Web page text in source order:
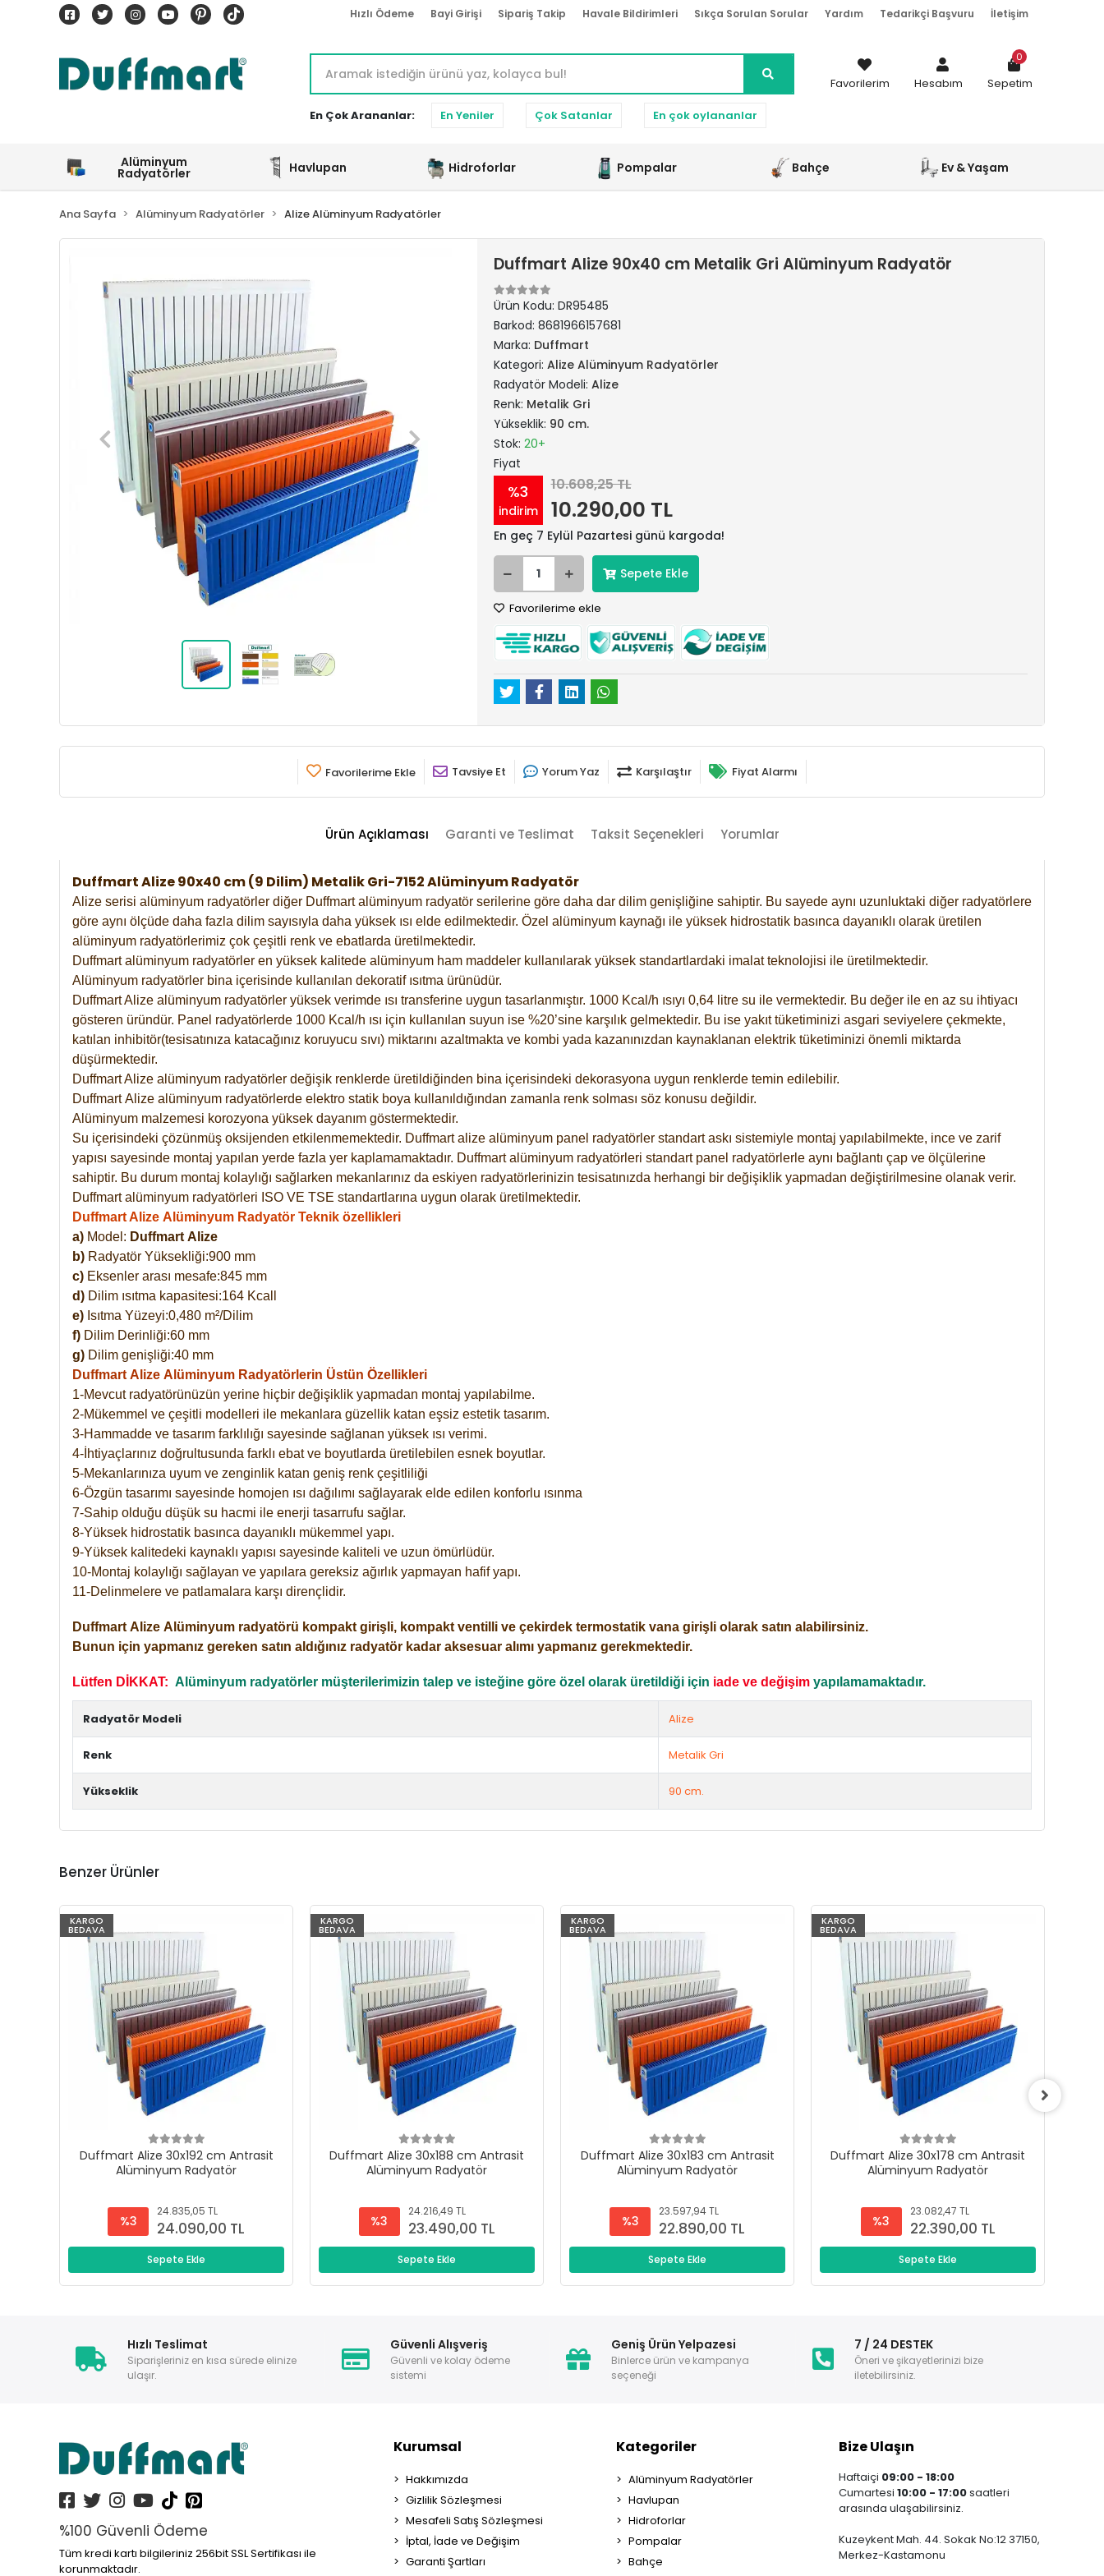
Hızlı Ödeme Bayi Girişi Sipariş Takip Havale Bildirimleri Sıkça Sorulan Sorular Yardım Tedarikçi Başvuru İletişim
En Çok Arananlar: En Yeniler Çok Satanlar En çok oylananlar
Favorilerim Hesabım Sepetim
0
Alüminyum
Radyatörler Havlupan Hidroforlar Pompalar Bahçe Ev & Yaşam
Ana Sayfa Alüminyum Radyatörler Alize Alüminyum Radyatörler
Duffmart Alize 90x40 cm Metalik Gri Alüminyum Radyatör
Ürün Kodu: DR95485
Barkod: 8681966157681
Marka: Duffmart
Kategori: Alize Alüminyum Radyatörler
Radyatör Modeli: Alize
Renk: Metalik Gri
Yükseklik: 90 cm.
Stok: 20+
Fiyat
%3
indirim
10.608,25 TL
10.290,00 TL
En geç 7 Eylül Pazartesi günü kargoda!
Sepete Ekle
Favorilerime ekle
Favorilerime Ekle Tavsiye Et Yorum Yaz Karşılaştır Fiyat Alarmı
Ürün Açıklaması Garanti ve Teslimat Taksit Seçenekleri Yorumlar
Duffmart Alize 90x40 cm (9 Dilim) Metalik Gri-7152 Alüminyum Radyatör
Alize serisi alüminyum radyatörler diğer Duffmart alüminyum radyatör serilerine göre daha dar dilim genişliğine sahiptir. Bu sayede aynı uzunluktaki diğer radyatörlere
göre aynı ölçüde daha fazla dilim sayısıyla daha yüksek ısı elde edilmektedir. Özel alüminyum kaynağı ile yüksek hidrostatik basınca dayanıklı olarak üretilen
alüminyum radyatörlerimiz çok çeşitli renk ve ebatlarda üretilmektedir.
Duffmart alüminyum radyatörler en yüksek kalitede alüminyum ham maddeler kullanılarak yüksek standartlardaki imalat teknolojisi ile üretilmektedir.
Alüminyum radyatörler bina içerisinde kullanılan dekoratif ısıtma ürünüdür.
Duffmart Alize alüminyum radyatörler yüksek verimde ısı transferine uygun tasarlanmıştır. 1000 Kcal/h ısıyı 0,64 litre su ile vermektedir. Bu değer ile en az su ihtiyacı
gösteren üründür. Panel radyatörlerde 1000 Kcal/h ısı için kullanılan suyun ise %20’sine karşılık gelmektedir. Bu ise yakıt tüketiminizi asgari seviyelere çekmekte,
katılan inhibitör(tesisatınıza katacağınız koruyucu sıvı) miktarını azaltmakta ve kombi yada kazanınızdan kaynaklanan elektrik tüketiminizi önemli miktarda
düşürmektedir.
Duffmart Alize alüminyum radyatörler değişik renklerde üretildiğinden bina içerisindeki dekorasyona uygun renklerde temin edilebilir.
DuffmartAlize alüminyum radyatörlerde elektro statik boya kullanıldığından zamanla renk solması söz konusu değildir.
Alüminyum malzemesi korozyona yüksek dayanım göstermektedir.
Su içerisindeki çözünmüş oksijenden etkilenmemektedir. Duffmart alize alüminyum panel radyatörler standart askı sistemiyle montaj yapılabilmekte, ince ve zarif
yapısı sayesinde montaj yapılan yerde fazla yer kaplamamaktadır. Duffmart alüminyum radyatörleri standart panel radyatörlerle aynı bağlantı çap ve ölçülerine
sahiptir. Bu durum montaj kolaylığı sağlarken mekanlarınız da eskiyen radyatörlerinizin tesisatınızda herhangi bir değişiklik yapmadan değiştirilmesine olanak verir.
Duffmart alüminyum radyatörleri ISO VE TSE standartlarına uygun olarak üretilmektedir.
Duffmart Alize Alüminyum Radyatör Teknik özellikleri
a) Model: Duffmart Alize
b) Radyatör Yüksekliği:900 mm
c) Eksenler arası mesafe:845 mm
d) Dilim ısıtma kapasitesi:164 Kcall
e) Isıtma Yüzeyi:0,480 m²/Dilim
f) Dilim Derinliği:60 mm
g) Dilim genişliği:40 mm
Duffmart Alize Alüminyum Radyatörlerin Üstün Özellikleri
1-Mevcut radyatörünüzün yerine hiçbir değişiklik yapmadan montaj yapılabilme.
2-Mükemmel ve çeşitli modelleri ile mekanlara güzellik katan eşsiz estetik tasarım.
3-Hammadde ve tasarım farklılığı sayesinde sağlanan yüksek ısı verimi.
4-İhtiyaçlarınız doğrultusunda farklı ebat ve boyutlarda üretilebilen esnek boyutlar.
5-Mekanlarınıza uyum ve zenginlik katan geniş renk çeşitliliği
6-Özgün tasarımı sayesinde homojen ısı dağılımı sağlayarak elde edilen konforlu ısınma
7-Sahip olduğu düşük su hacmi ile enerji tasarrufu sağlar.
8-Yüksek hidrostatik basınca dayanıklı mükemmel yapı.
9-Yüksek kalitedeki kaynaklı yapısı sayesinde kaliteli ve uzun ömürlüdür.
10-Montaj kolaylığı sağlayan ve yapılara gereksiz ağırlık yapmayan hafif yapı.
11-Delinmelere ve patlamalara karşı dirençlidir.
Duffmart Alize Alüminyum radyatörü kompakt girişli, kompakt ventilli ve çekirdek termostatik vana girişli olarak satın alabilirsiniz.
Bunun için yapmanız gereken satın aldığınız radyatör kadar aksesuar alımı yapmanız gerekmektedir.
Lütfen DİKKAT: Alüminyum radyatörler müşterilerimizin talep ve isteğine göre özel olarak üretildiği için iade ve değişim yapılamamaktadır.
Radyatör Modeli Alize
Renk Metalik Gri
Yükseklik 90 cm.
Benzer Ürünler
KARGO
BEDAVA
Duffmart Alize 30x192 cm Antrasit
Alüminyum Radyatör
%3
24.835,05 TL
24.090,00 TL
Sepete Ekle
KARGO
BEDAVA
Duffmart Alize 30x188 cm Antrasit
Alüminyum Radyatör
%3
24.216,49 TL
23.490,00 TL
Sepete Ekle
KARGO
BEDAVA
Duffmart Alize 30x183 cm Antrasit
Alüminyum Radyatör
%3
23.597,94 TL
22.890,00 TL
Sepete Ekle
KARGO
BEDAVA
Duffmart Alize 30x178 cm Antrasit
Alüminyum Radyatör
%3
23.082,47 TL
22.390,00 TL
Sepete Ekle
Hızlı Teslimat
Siparişleriniz en kısa sürede elinize
ulaşır.
Güvenli Alışveriş
Güvenli ve kolay ödeme
sistemi
Geniş Ürün Yelpazesi
Binlerce ürün ve kampanya
seçeneği
7 / 24 DESTEK
Öneri ve şikayetlerinizi bize
iletebilirsiniz.
%100 Güvenli Ödeme
Tüm kredi kartı bilgileriniz 256bit SSL Sertifikası ile
korunmaktadır.
Kurumsal
Hakkımızda
Gizlilik Sözleşmesi
Mesafeli Satış Sözleşmesi
İptal, İade ve Değişim
Garanti Şartları
Kategoriler
Alüminyum Radyatörler
Havlupan
Hidroforlar
Pompalar
Bahçe
Bize Ulaşın
Haftaiçi 09:00 - 18:00
Cumartesi 10:00 - 17:00saatleri
arasında ulaşabilirsiniz.
Kuzeykent Mah. 44. Sokak No:12 37150,
Merkez-Kastamonu